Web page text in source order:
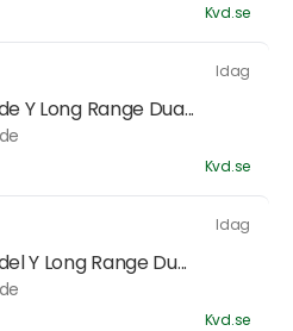
Kvd.se
Idag
Y Long Range Dua...
Kvd.se
Idag
Y Long Range Du...
Kvd.se